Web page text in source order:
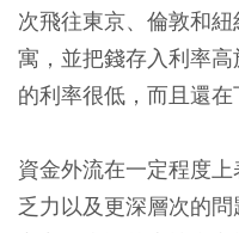
次飛往東京、倫敦和
寓，並把錢存入利率
的利率很低，而且還在
資金外流在一定程度
乏力以及更深層次的